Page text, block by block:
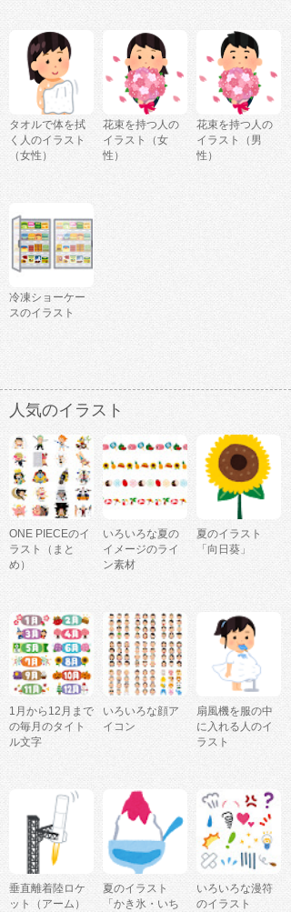
タオルで体を拭
く人のイラスト
（女性）
花束を持つ人の
イラスト（女
性）
花束を持つ人の
イラスト（男
性）
冷凍ショーケー
スのイラスト
人気のイラスト
ONE PIECEのイ
ラスト（まと
め）
いろいろな夏の
イメージのライ
ン素材
夏のイラスト
「向日葵」
1月から12月まで
の毎月のタイト
ル文字
いろいろな顔ア
イコン
扇風機を服の中
に入れる人のイ
ラスト
垂直離着陸ロケ
ット（アーム）
夏のイラスト
「かき氷・いち
いろいろな漫符
のイラスト